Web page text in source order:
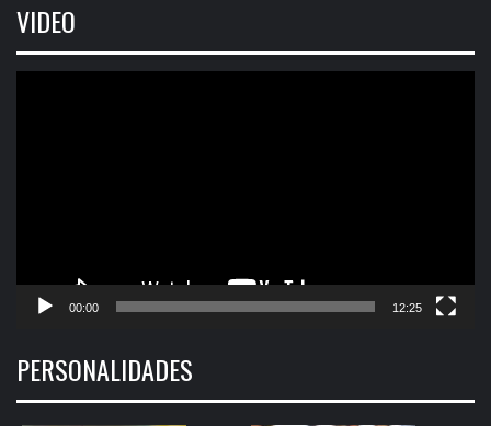
VIDEO
00:00 12:25
PERSONALIDADES